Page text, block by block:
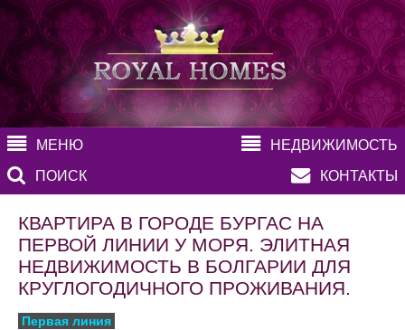
МЕНЮ
НЕДВИЖИМОСТЬ
ПОИСК
КОНТАКТЫ
КВАРТИРА В ГОРОДЕ БУРГАС НА
ПЕРВОЙ ЛИНИИ У МОРЯ. ЭЛИТНАЯ
НЕДВИЖИМОСТЬ В БОЛГАРИИ ДЛЯ
КРУГЛОГОДИЧНОГО ПРОЖИВАНИЯ.
Первая линия